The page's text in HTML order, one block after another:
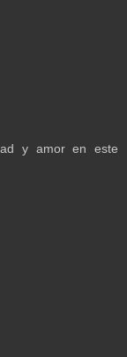
y amor en este